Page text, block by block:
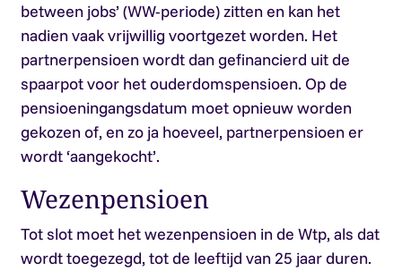
between jobs’ (WW-periode) zitten en kan het
nadien vaak vrijwillig voortgezet worden. Het
partnerpensioen wordt dan gefinancierd uit de
spaarpot voor het ouderdomspensioen. Op de
pensioeningangsdatum moet opnieuw worden
gekozen of, en zo ja hoeveel, partnerpensioen er
wordt ‘aangekocht’.
Wezenpensioen
Tot slot moet het wezenpensioen in de Wtp, als dat
wordt toegezegd, tot de leeftijd van 25 jaar duren.